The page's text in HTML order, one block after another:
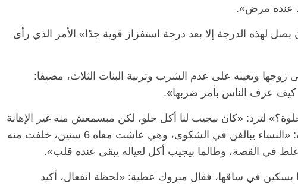
عنده مرض».
يصل لهذه الدرجة إلا بعد درجة استفزاز قوية جدًا» الأمر الذي رأى
وتعينه على عدم الشرب وتربية البنات الثلاث، مضيفا:
عرف الناس بأمر ضربها».
لترد: «كان بيجيب لنا أكل حلو، لكن مبسمعش منه غير الإهانة
والبصق في وجهي»، ليرد مبروك عطية: «النساء يبالغن في الشكوى، وهي عاشت معاه 6 سنين، خلفت منه
في ساقها، فقال مبروك عطية: «لحظة انفعال، أكيد